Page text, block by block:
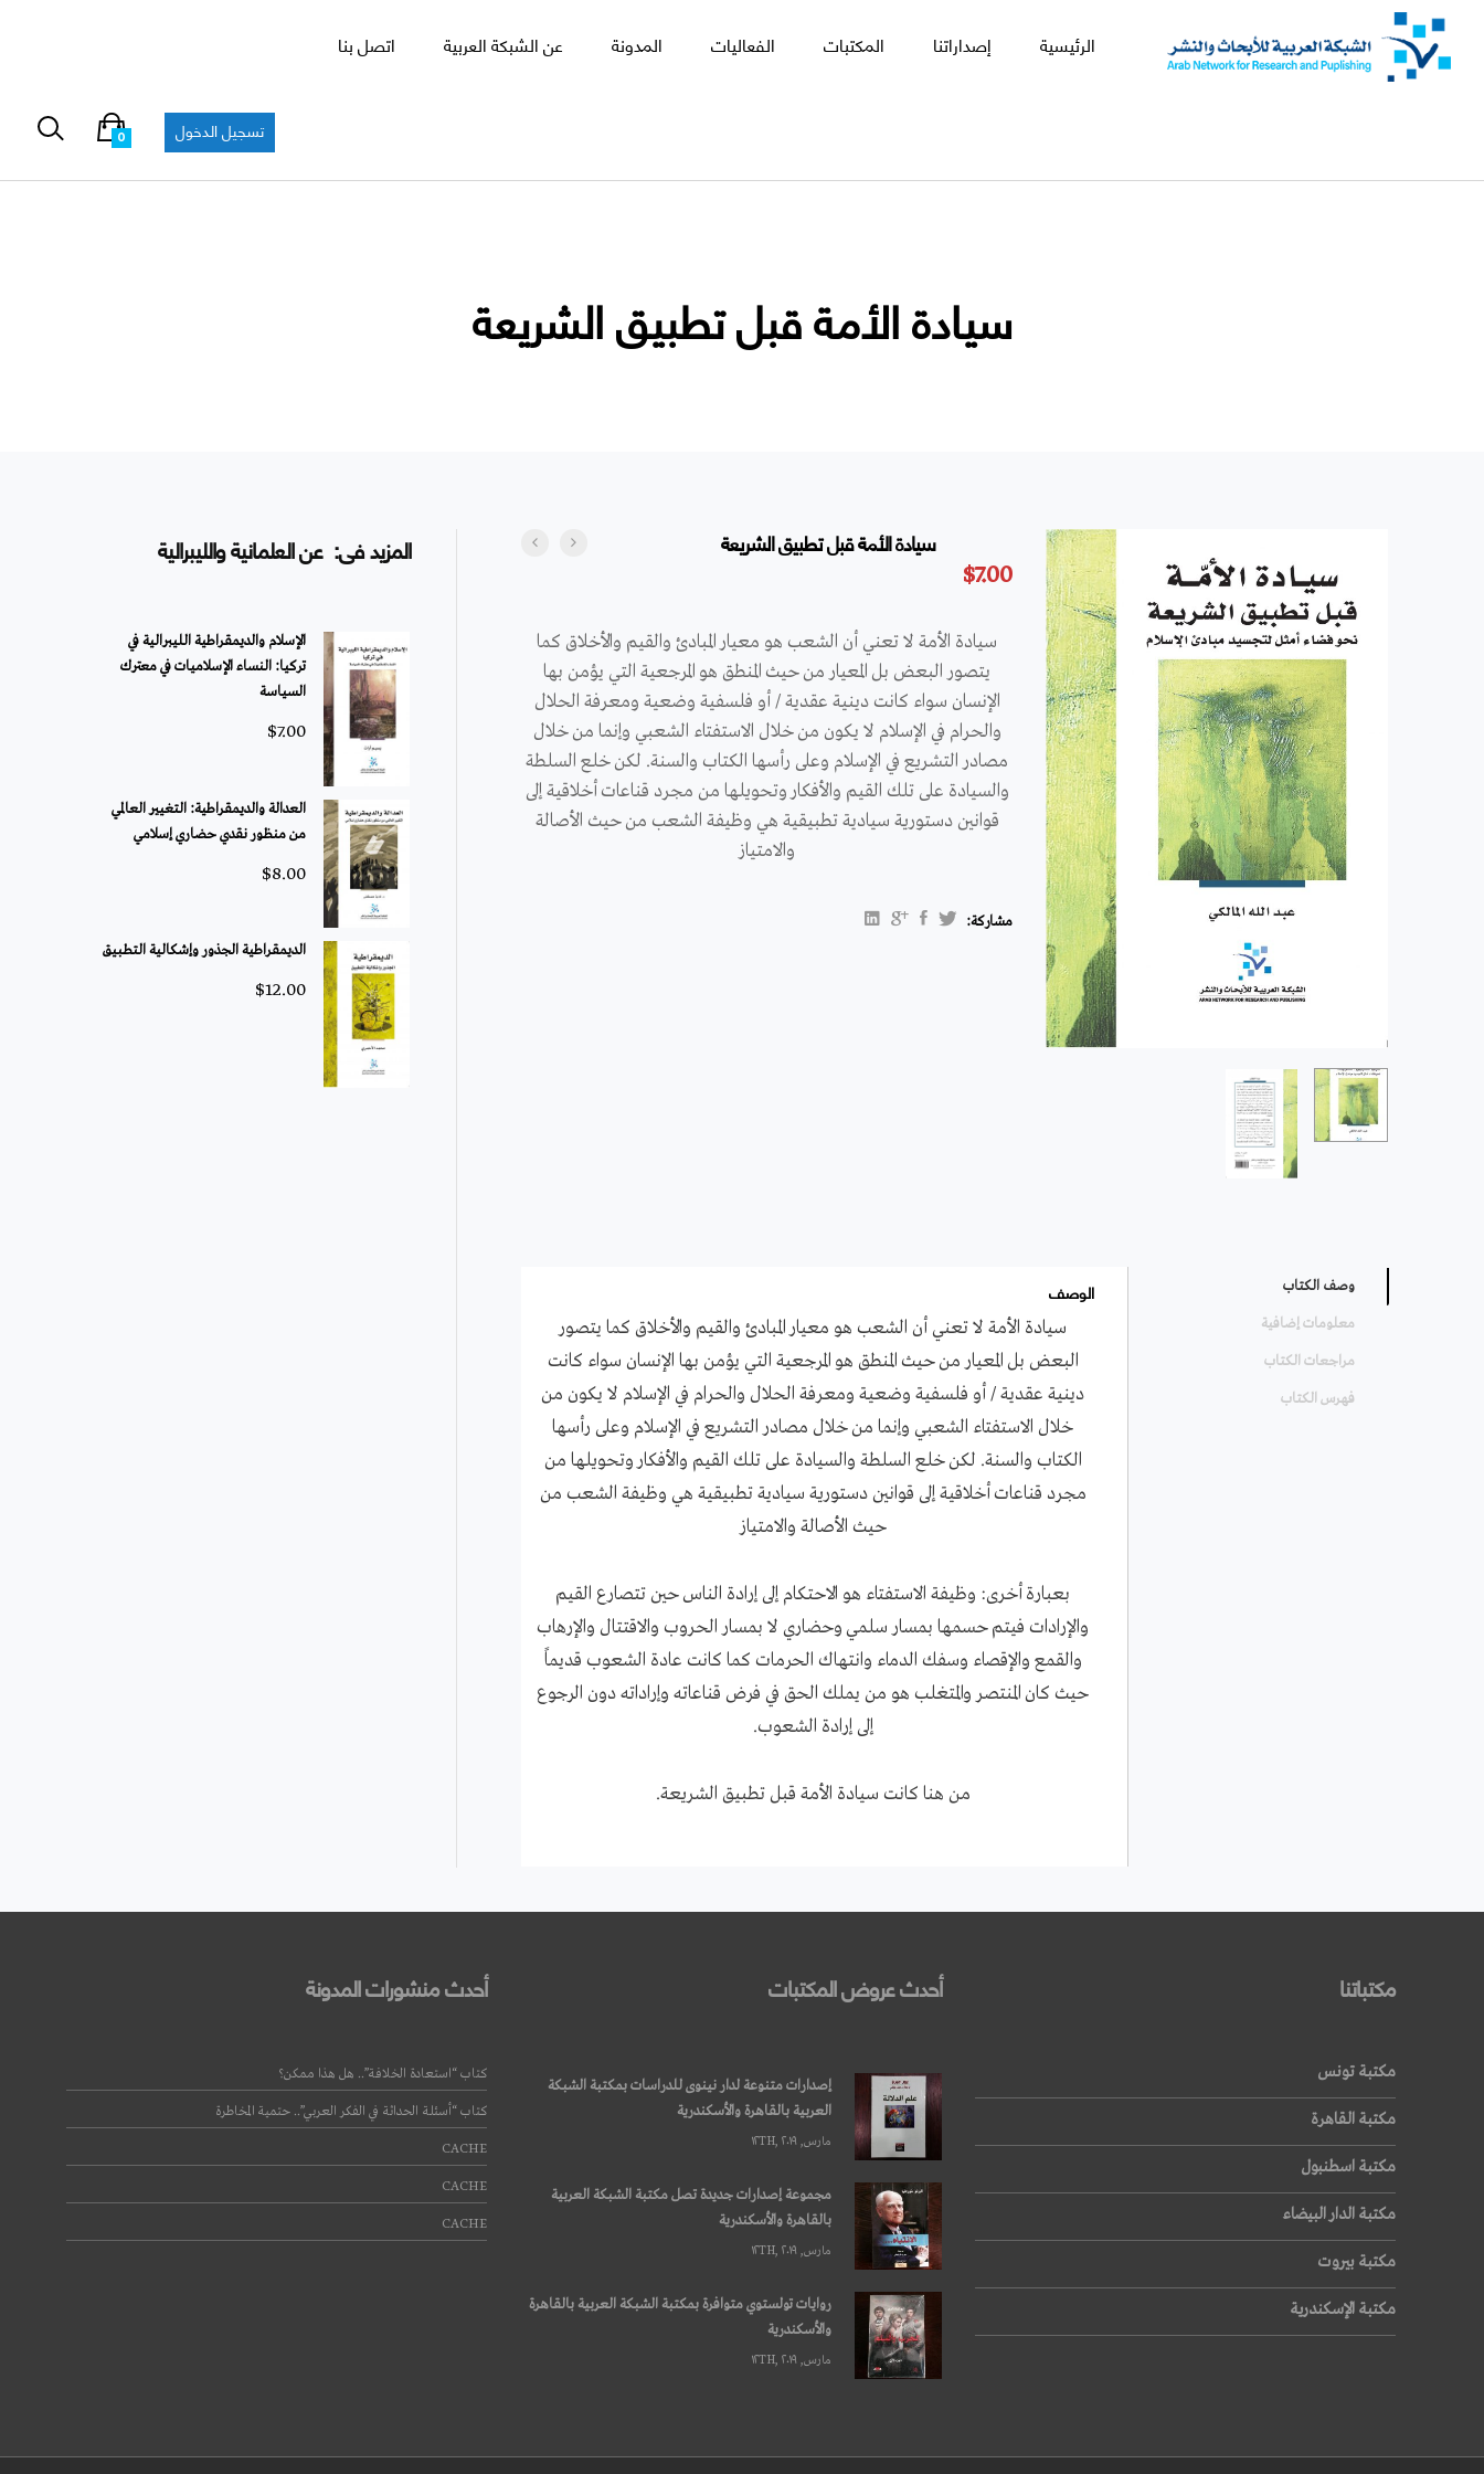
الرئيسية إصداراتنا المكتبات الفعاليات المدونة عن الشبكة العربية اتصل بنا
تسجيل الدخول 0
سيادة الأمة قبل تطبيق الشريعة
سيادة الأمة قبل تطبيق الشريعة
$7.00
سيادة الأمة لا تعني أن الشعب هو معيار المبادئ والقيم والأخلاق كما
يتصور البعض بل المعيار من حيث المنطق هو المرجعية التي يؤمن بها
الإنسان سواء كانت دينية عقدية / أو فلسفية وضعية ومعرفة الحلال
والحرام في الإسلام لا يكون من خلال الاستفتاء الشعبي وإنما من خلال
مصادر التشريع في الإسلام وعلى رأسها الكتاب والسنة. لكن خلع السلطة
والسيادة على تلك القيم والأفكار وتحويلها من مجرد قناعات أخلاقية إلى
قوانين دستورية سيادية تطبيقية هي وظيفة الشعب من حيث الأصالة
والامتياز
مشاركة:
وصف الكتاب
معلومات إضافية
مراجعات الكتاب
فهرس الكتاب
الوصف
سيادة الأمة لا تعني أن الشعب هو معيار المبادئ والقيم والأخلاق كما يتصور
البعض بل المعيار من حيث المنطق هو المرجعية التي يؤمن بها الإنسان سواء كانت
دينية عقدية / أو فلسفية وضعية ومعرفة الحلال والحرام في الإسلام لا يكون من
خلال الاستفتاء الشعبي وإنما من خلال مصادر التشريع في الإسلام وعلى رأسها
الكتاب والسنة. لكن خلع السلطة والسيادة على تلك القيم والأفكار وتحويلها من
مجرد قناعات أخلاقية إلى قوانين دستورية سيادية تطبيقية هي وظيفة الشعب من
حيث الأصالة والامتياز
بعبارة أخرى: وظيفة الاستفتاء هو الاحتكام إلى إرادة الناس حين تتصارع القيم
والإرادات فيتم حسمها بمسار سلمي وحضاري لا بمسار الحروب والاقتتال والإرهاب
والقمع والإقصاء وسفك الدماء وانتهاك الحرمات كما كانت عادة الشعوب قديماً
حيث كان المنتصر والمتغلب هو من يملك الحق في فرض قناعاته وإراداته دون الرجوع
إلى إرادة الشعوب.
من هنا كانت سيادة الأمة قبل تطبيق الشريعة.
المزيد فى: عن العلمانية والليبرالية
الإسلام والديمقراطية الليبرالية في
تركيا: النساء الإسلاميات في معترك
السياسة
$7.00
العدالة والديمقراطية: التغيير العالمي
من منظور نقدي حضاري إسلامي
$8.00
الديمقراطية الجذور وإشكالية التطبيق
$12.00
أحدث منشورات المدونة
كتاب “استعادة الخلافة”.. هل هذا ممكن؟
كتاب “أسئلة الحداثة في الفكر العربي”.. حتمية المخاطرة
CACHE
CACHE
CACHE
أحدث عروض المكتبات
إصدارات متنوعة لدار نينوى للدراسات بمكتبة الشبكة
العربية بالقاهرة والأسكندرية
مارس, ۱۲TH, ۲۰۱۹
مجموعة إصدارات جديدة تصل مكتبة الشبكة العربية
بالقاهرة والأسكندرية
مارس, ۱۲TH, ۲۰۱۹
روايات تولستوي متوافرة بمكتبة الشبكة العربية بالقاهرة
والأسكندرية
مارس, ۱۲TH, ۲۰۱۹
مكتباتنا
مكتبة تونس
مكتبة القاهرة
مكتبة اسطنبول
مكتبة الدار البيضاء
مكتبة بيروت
مكتبة الإسكندرية